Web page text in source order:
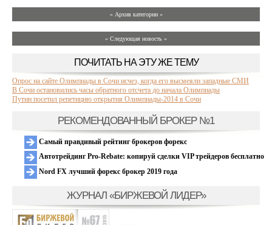
» Архив категории «
» Следующая новость »
ПОЧИТАТЬ НА ЭТУ ЖЕ ТЕМУ
Опрос на сайте Олимпиады в Сочи исчез, когда его высмеяли западные СМИ
В Сочи остановились часы обратного отсчета до начала Олимпиады
Путин посетил репетицию открытия Олимпиады-2014 в Сочи
РЕКОМЕНДОВАННЫЙ БРОКЕР №1
Самый правдивый рейтинг брокеров форекс
Автотрейдинг Pro-Rebate: копируй сделки VIP трейдеров бесплатно
Nord FX лучший форекс брокер 2019 года
ЖУРНАЛ «БИРЖЕВОЙ ЛИДЕР»